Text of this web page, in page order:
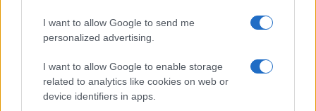
I want to allow Google to send me
personalized advertising.
I want to allow Google to enable storage
related to analytics like cookies on web or
device identifiers in apps.
PIÙ LETTI
Itinerari letterari 2026: esplorare i mondi di Deledda,
Rosselli e altri grandi autori